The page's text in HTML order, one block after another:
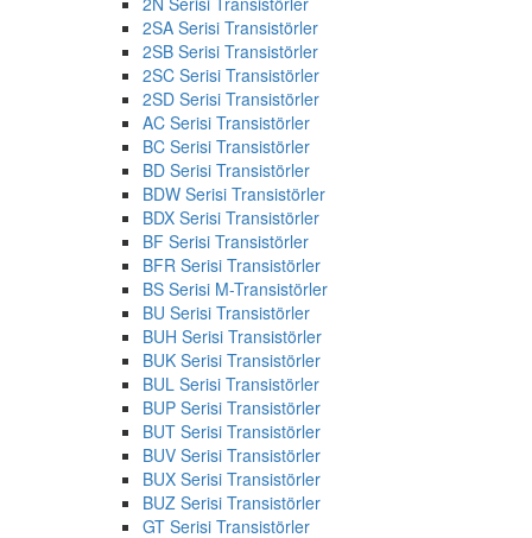
2SA Serisi Transistörler
2SB Serisi Transistörler
2SC Serisi Transistörler
2SD Serisi Transistörler
AC Serisi Transistörler
BC Serisi Transistörler
BD Serisi Transistörler
BDW Serisi Transistörler
BDX Serisi Transistörler
BF Serisi Transistörler
BFR Serisi Transistörler
BS Serisi M-Transistörler
BU Serisi Transistörler
BUH Serisi Transistörler
BUK Serisi Transistörler
BUL Serisi Transistörler
BUP Serisi Transistörler
BUT Serisi Transistörler
BUV Serisi Transistörler
BUX Serisi Transistörler
BUZ Serisi Transistörler
GT Serisi Transistörler